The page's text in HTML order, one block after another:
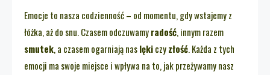
Emocje to nasza codzienność – od momentu, gdy wstajemy z
łóżka, aż do snu. Czasem odczuwamyradość, innym razem
smutek, a czasem ogarniają naslękiczyzłość. Każda z tych
emocji ma swoje miejsce i wpływa na to, jak przeżywamy nasz